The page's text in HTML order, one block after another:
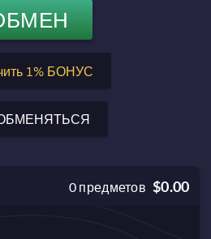
1% БОНУС
0 предметов $0.00